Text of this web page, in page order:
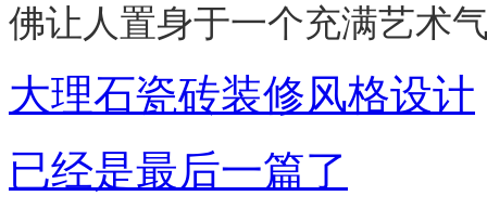
佛让人置身于一个充满艺术
大理石瓷砖装修风格设计
已经是最后一篇了